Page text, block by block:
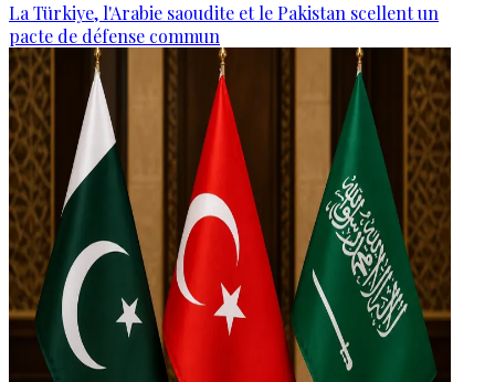
La Türkiye, l'Arabie saoudite et le Pakistan scellent un
pacte de défense commun